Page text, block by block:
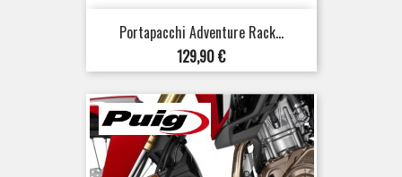
Portapacchi Adventure Rack...
Prezzo
129,90 €